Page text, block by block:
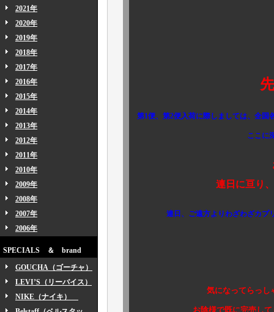
2021年
2020年
2019年
2018年
2017年
2016年
2015年
2014年
2013年
2012年
2011年
2010年
2009年
2008年
2007年
2006年
SPECIALS ＆ brand
GOUCHA（ゴーチャ）
LEVI’S（リーバイス）
NIKE（ナイキ）
第1便、第2便入荷に際しましては、全国
ここに深く感謝、御
お陰様で今
連日に亘り、大盛況
連日、ご遠方よりわざわざカプ
気になってらっしゃる、あ
お陰様で既に完売してしまい